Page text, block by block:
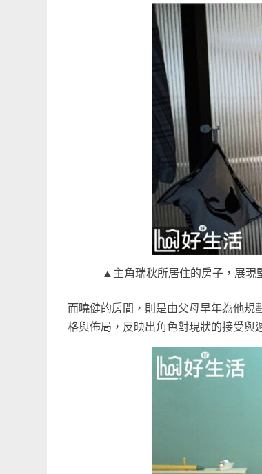
▲主角瑞秋所居住的房子，展現
而曉健的房間，則是由父母早年為他規
格與佈局，反映出角色對現狀的接受與